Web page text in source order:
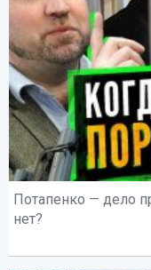
Потапенко — дело
нет?